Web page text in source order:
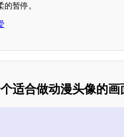
的暂停。
适合做动漫头像的